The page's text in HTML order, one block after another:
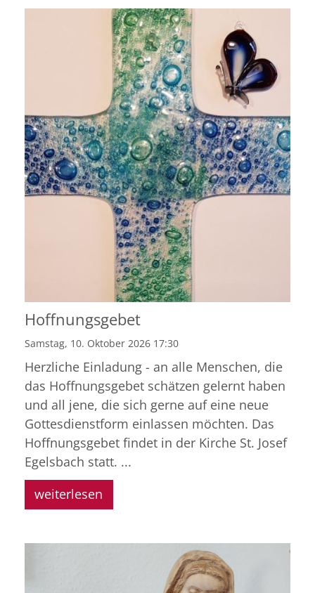
Hoffnungsgebet
Samstag, 10. Oktober 2026 17:30
Herzliche Einladung - an alle Menschen, die
das Hoffnungsgebet schätzen gelernt haben
und all jene, die sich gerne auf eine neue
Gottesdienstform einlassen möchten. Das
Hoffnungsgebet findet in der Kirche St. Josef
Egelsbach statt. ...
weiterlesen